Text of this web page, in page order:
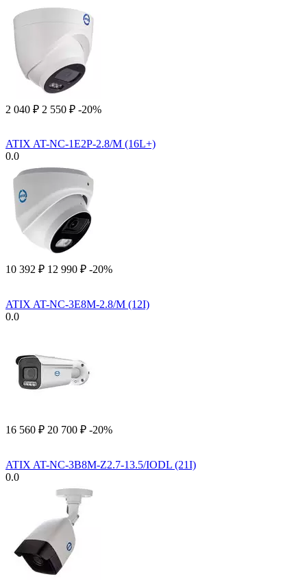
2 040 ₽ 2 550 ₽ -20%
ATIX AT-NC-1E2P-2.8/M (16L+)
0.0
10 392 ₽ 12 990 ₽ -20%
ATIX AT-NC-3E8M-2.8/M (12I)
0.0
16 560 ₽ 20 700 ₽ -20%
ATIX AT-NC-3B8M-Z2.7-13.5/IODL (21I)
0.0